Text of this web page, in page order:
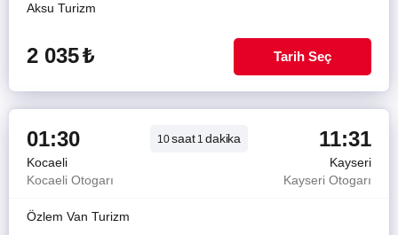
Aksu Turizm
2 035₺ Tarih Seç
01:30 10saat1dakika 11:31
Kocaeli
Kayseri
Kocaeli Otogarı
Kayseri Otogarı
Özlem Van Turizm